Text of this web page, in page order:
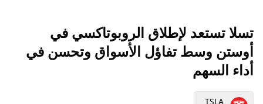
تسلا تستعد لإطلاق الروبوتاكسي في
أوستن وسط تفاؤل الأسواق وتحسن في
أداء السهم
TSLA